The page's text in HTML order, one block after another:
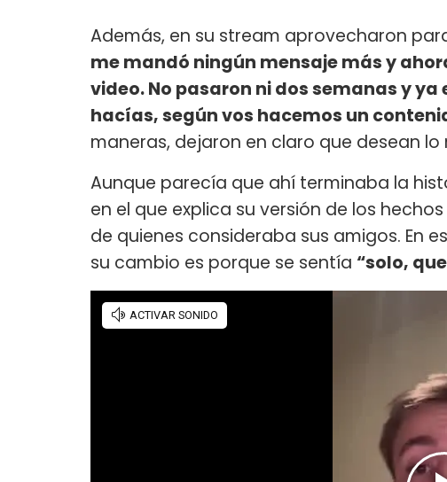
Además, en su stream aprovecharon
me mandó ningún mensaje más y
video. No pasaron ni dos semanas y
hacías, según vos hacemos un
maneras, dejaron en claro que desean
Aunque parecía que ahí terminaba la
en el que explica su versión de los
de quienes consideraba sus amigos. En
su cambio es porque se sentía “solo,